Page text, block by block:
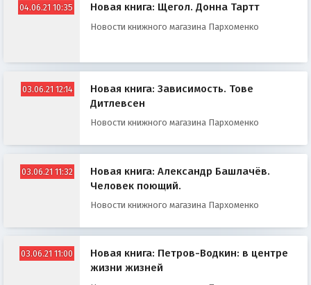
04.06.21 10:35 Новая книга: Щегол. Донна Тартт
Новости книжного магазина Пархоменко
03.06.21 12:14
Новая книга: Зависимость. Тове
Дитлевсен
Новости книжного магазина Пархоменко
03.06.21 11:32
Новая книга: Александр Башлачёв.
Человек поющий.
Новости книжного магазина Пархоменко
03.06.21 11:00
Новая книга: Петров-Водкин: в центре
жизни жизней